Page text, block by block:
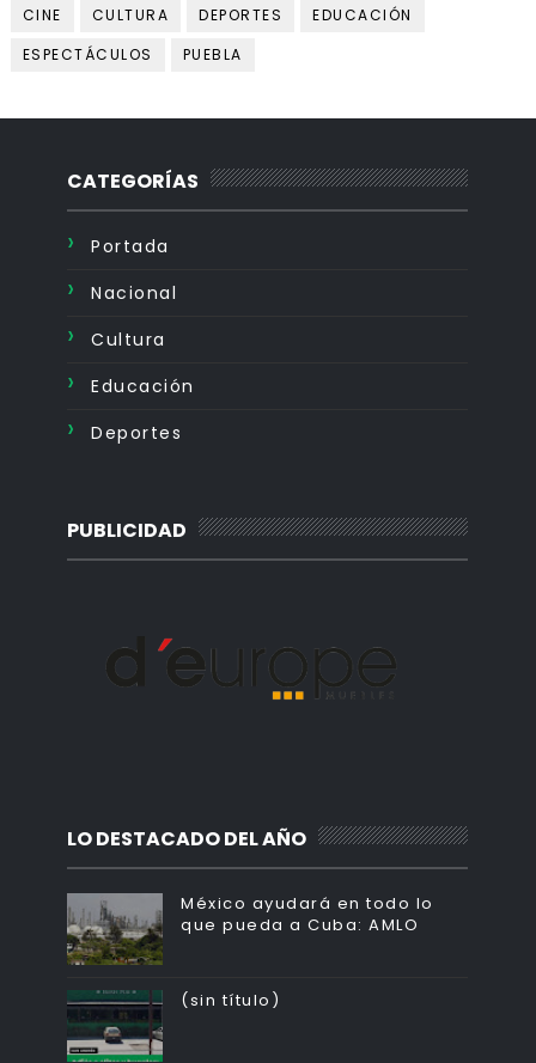
CINE CULTURA DEPORTES
EDUCACIÓN
ESPECTÁCULOS
PUEBLA
CATEGORÍAS
Portada
Nacional
Cultura
Educación
Deportes
PUBLICIDAD
LO DESTACADO DEL AÑO
México ayudará en todo lo
que pueda a Cuba: AMLO
(sin título)